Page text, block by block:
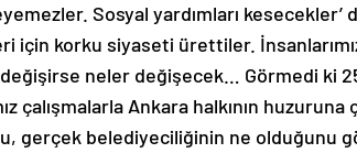
Sosyal yardımları
için korku siyaseti ürettiler.
değişirse neler değişecek… Görmedi ki
çalışmalarla Ankara halkının
gerçek belediyeciliğinin ne olduğunu